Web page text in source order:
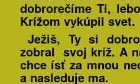
dobrorečíme Ti,
Krížom vykúpil svet.
Ježiš, Ty si
zobral svoj kríž. A
chce ísť za mnou
a nasleduje ma.